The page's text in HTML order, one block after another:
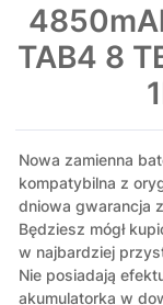
TAB4 8
Nowa zamienna
kompatybilna z
dniowa gwarancja
Będziesz mógł
w najbardziej
Nie posiadają
akumulatorka w